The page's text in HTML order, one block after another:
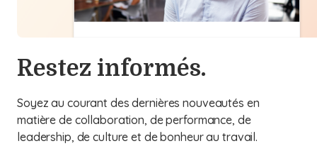
Restez informés.
Soyez au courant des dernières nouveautés en
matière de collaboration, de performance, de
leadership, de culture et de bonheur au travail.